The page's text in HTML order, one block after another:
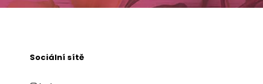
Sociální sítě